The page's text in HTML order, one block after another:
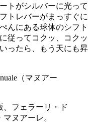
トがシルバーに光って
トレバーがまっすぐに
んにある球体のシフト
従ってコクッ、コクッ
ったら、もう天にも昇
フェラーリ・ド
ヌアーレ。